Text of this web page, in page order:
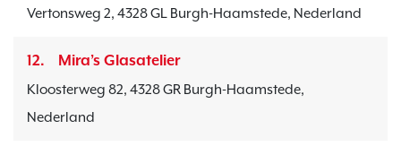
Vertonsweg 2, 4328 GL Burgh-Haamstede, Nederland
12. Mira’s Glasatelier
Kloosterweg 82, 4328 GR Burgh-Haamstede,
Nederland